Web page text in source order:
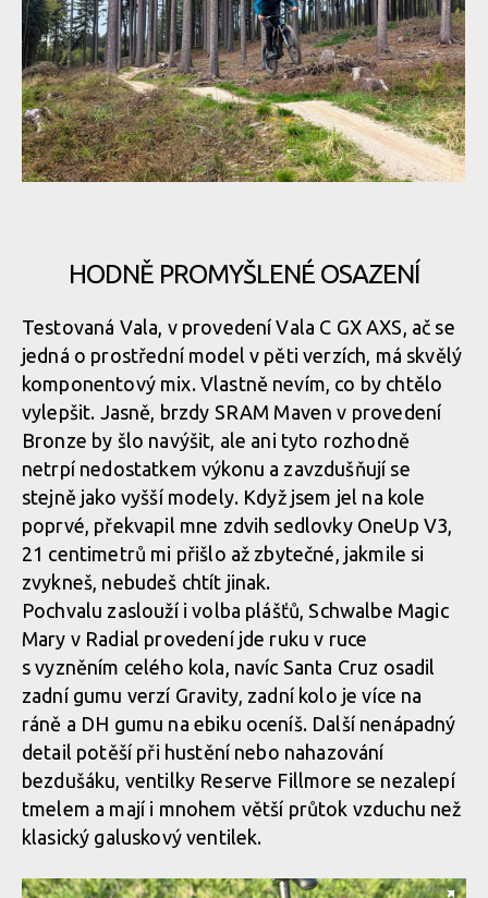
Santa Cruz Vala v akci
Santa Cruz Vala v akci
Santa Cruz Vala v akci
Santa Cruz Vala v akci
Santa Cruz Vala v akci
Santa Cruz Vala v akci
Santa Cruz Vala v akci
Santa Cruz Vala v akci
Santa Cruz Vala v akci
Santa Cruz Vala v akci
Santa Cruz Vala v akci
Santa Cruz Vala v akci
Santa Cruz Vala v akci
Santa Cruz Vala v akci
Santa Cruz Vala v akci
Santa Cruz Vala v akci
Santa Cruz Vala v akci
Santa Cruz Vala v akci
HODNĚ PROMYŠLENÉ OSAZENÍ
Testovaná Vala, v provedení Vala C GX AXS, ač se
jedná o prostřední model v pěti verzích, má skvělý
komponentový mix. Vlastně nevím, co by chtělo
vylepšit. Jasně, brzdy SRAM Maven v provedení
Bronze by šlo navýšit, ale ani tyto rozhodně
netrpí nedostatkem výkonu a zavzdušňují se
stejně jako vyšší modely. Když jsem jel na kole
poprvé, překvapil mne zdvih sedlovky OneUp V3,
21 centimetrů mi přišlo až zbytečné, jakmile si
zvykneš, nebudeš chtít jinak.
Pochvalu zaslouží i volba plášťů, Schwalbe Magic
Mary v Radial provedení jde ruku v ruce
s vyzněním celého kola, navíc Santa Cruz osadil
zadní gumu verzí Gravity, zadní kolo je více na
ráně a DH gumu na ebiku oceníš. Další nenápadný
detail potěší při hustění nebo nahazování
bezdušáku, ventilky Reserve Fillmore se nezalepí
tmelem a mají i mnohem větší průtok vzduchu než
klasický galuskový ventilek.